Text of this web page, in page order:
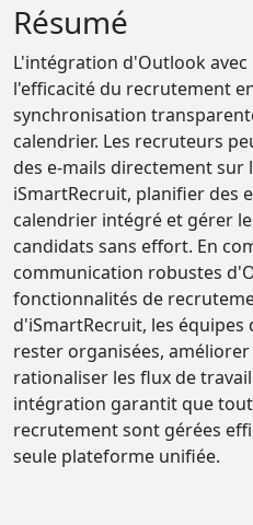
Résumé
L'intégration d'Outlook
l'efficacité du recrutement
synchronisation
calendrier. Les recruteurs
des e-mails directement sur
iSmartRecruit, planifier des
calendrier intégré et gérer
candidats sans effort. En
communication robustes
fonctionnalités de
d'iSmartRecruit, les
rester organisées,
rationaliser les flux de
intégration garantit que
recrutement sont gérées
seule plateforme unifiée.